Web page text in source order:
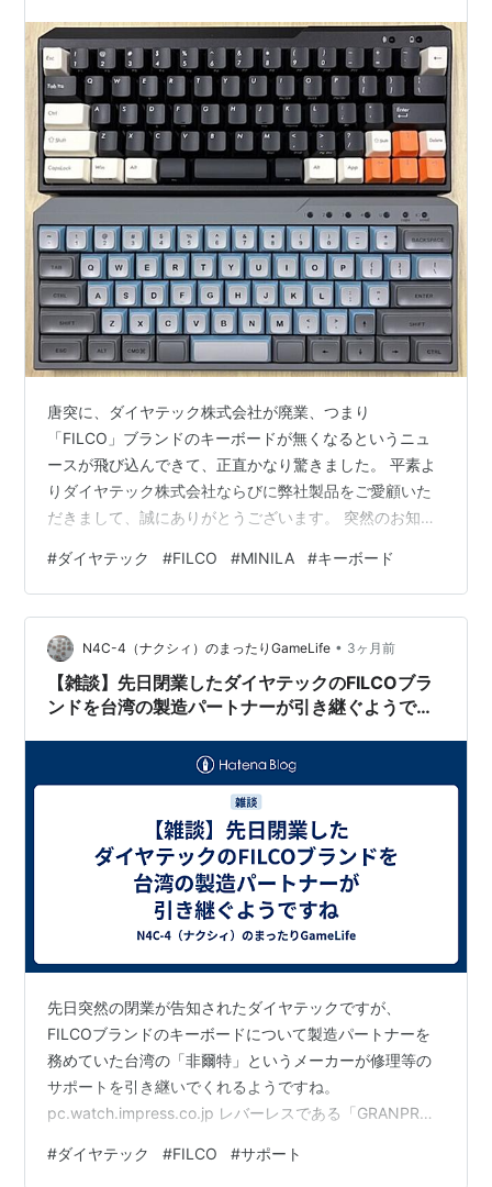
唐突に、ダイヤテック株式会社が廃業、つまり
「FILCO」ブランドのキーボードが無くなるというニュ
ースが飛び込んできて、正直かなり驚きました。 平素よ
りダイヤテック株式会社ならびに弊社製品をご愛顧いた
だきまして、誠にありがとうございます。 突然のお知ら
まして、弊社は事業を終了(閉業)いたしました。 ダイヤ
テック株式会社 www.itmedia.co.jp 私は特別に追いかけ
ていたわけではないので、唐突に感じましたが、熱心な
FILCOファンの方によると、ある程度の予兆はあったそ
うです。 internet.watch.impress.co.jp…
#ダイヤテック #FILCO #MINILA #キーボード
N4C-4（ナクシィ）のまったりGameLife • 3ヶ月前
【雑談】先日閉業したダイヤテックのFILCOブラ
ンドを台湾の製造パートナーが引き継ぐようです
先日突然の閉業が告知されたダイヤテックですが、
FILCOブランドのキーボードについて製造パートナーを
務めていた台湾の「非爾特」というメーカーが修理等の
サポートを引き継いでくれるようですね。
pc.watch.impress.co.jp レバーレスである「GRANPRO
トはどうなるか不明ですが、長年キーボードを愛用して
#ダイヤテック #FILCO #サポート